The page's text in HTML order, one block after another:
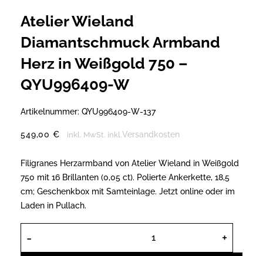
Atelier Wieland
Diamantschmuck Armband
Herz in Weißgold 750 –
QYU996409-W
Artikelnummer: QYU996409-W-137
549,00 € inkl. MwSt. inkl. Versandkosten
Filigranes Herzarmband von Atelier Wieland in Weißgold
750 mit 16 Brillanten (0,05 ct). Polierte Ankerkette, 18,5
cm; Geschenkbox mit Samteinlage. Jetzt online oder im
Laden in Pullach.
Atelier Wieland Diamantschmuck